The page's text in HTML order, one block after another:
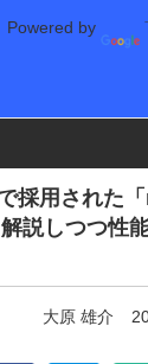
Powered by
採用された
説しつつ性
大原 雄介